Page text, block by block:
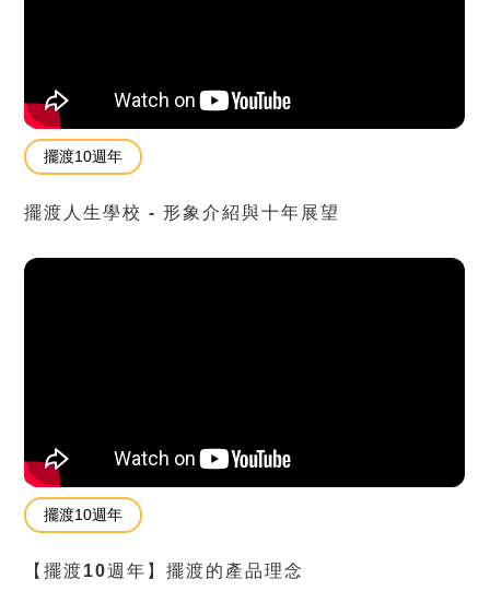
擺渡10週年
擺渡人生學校 - 形象介紹與十年展望
擺渡10週年
【擺渡10週年】擺渡的產品理念